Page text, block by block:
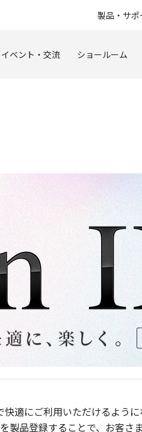
製品・サポ
イベント・交流 ショールーム
適にご利用いただけるように
製品登録することで、お客さ